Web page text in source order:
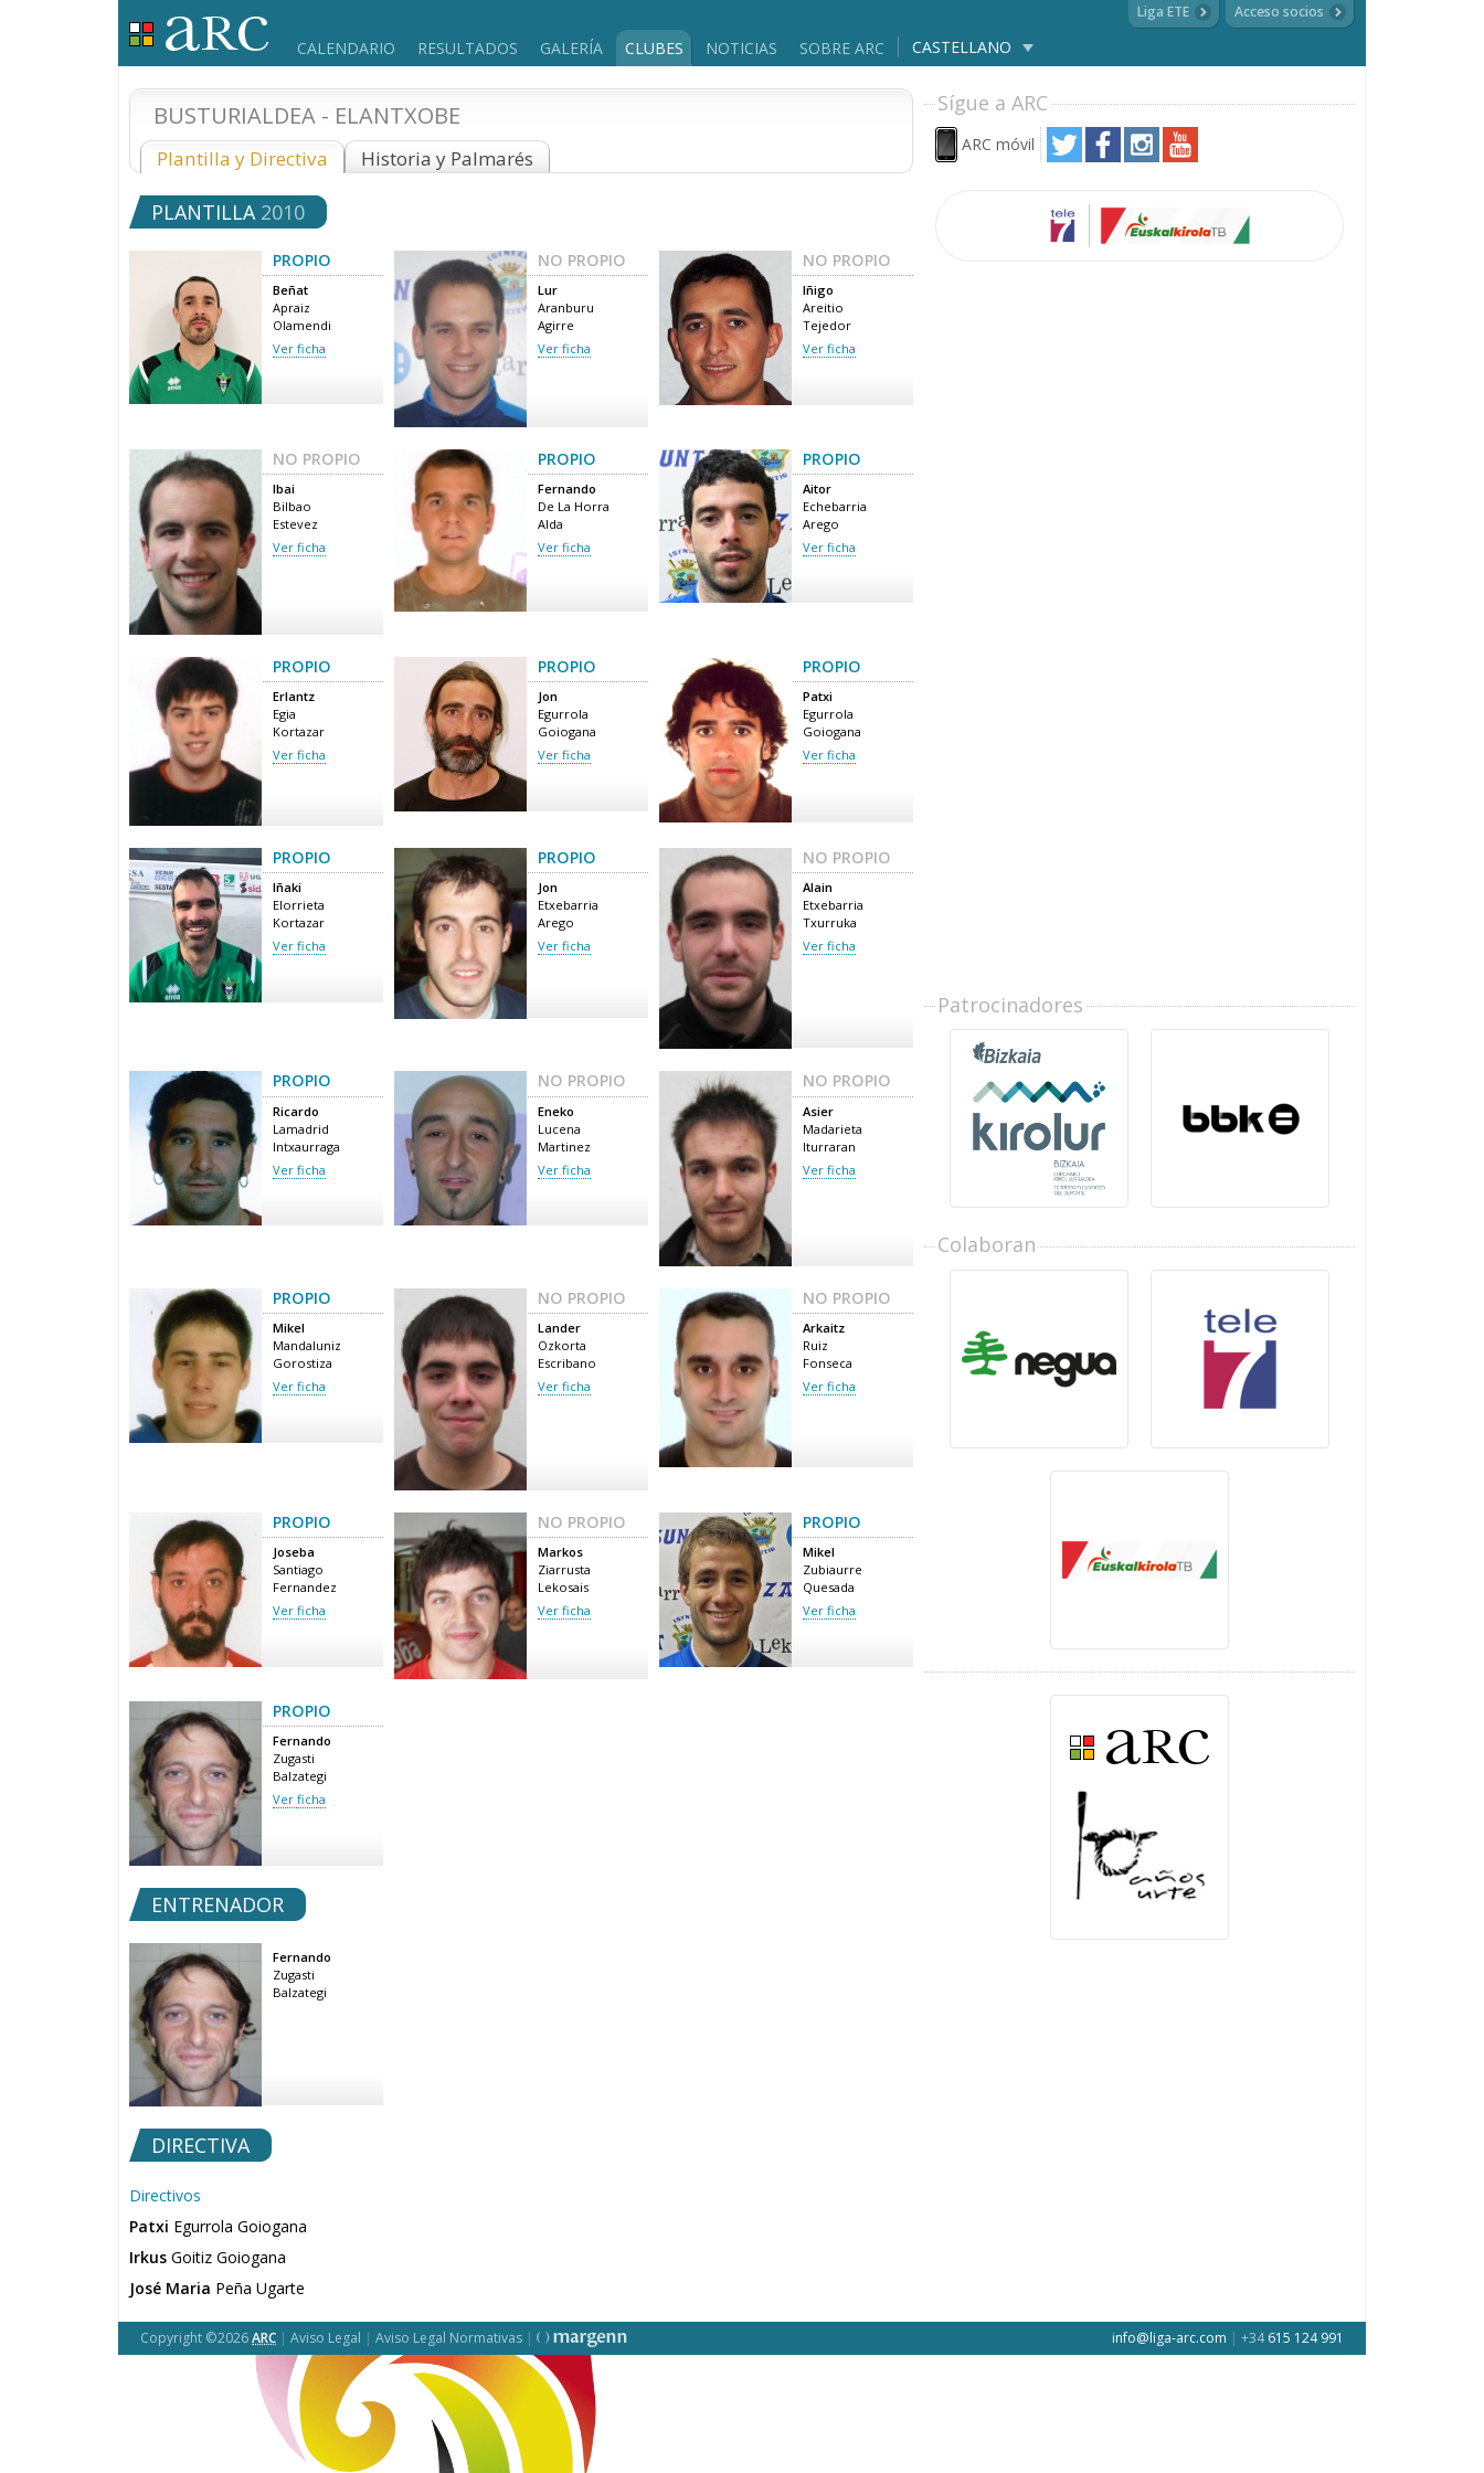
CALENDARIO RESULTADOS GALERÍA CLUBES NOTICIAS SOBRE ARC CASTELLANO
Liga ETE Acceso socios
BUSTURIALDEA - ELANTXOBE
Plantilla y Directiva Historia y Palmarés
PLANTILLA 2010
PROPIO
Beñat
Apraiz
Olamendi
Ver ficha
NO PROPIO
Lur
Aranburu
Agirre
Ver ficha
NO PROPIO
Iñigo
Areitio
Tejedor
Ver ficha
NO PROPIO
Ibai
Bilbao
Estevez
Ver ficha
PROPIO
Fernando
De La Horra
Alda
Ver ficha
PROPIO
Aitor
Echebarria
Arego
Ver ficha
PROPIO
Erlantz
Egia
Kortazar
Ver ficha
PROPIO
Jon
Egurrola
Goiogana
Ver ficha
PROPIO
Patxi
Egurrola
Goiogana
Ver ficha
PROPIO
Iñaki
Elorrieta
Kortazar
Ver ficha
PROPIO
Jon
Etxebarria
Arego
Ver ficha
NO PROPIO
Alain
Etxebarria
Txurruka
Ver ficha
PROPIO
Ricardo
Lamadrid
Intxaurraga
Ver ficha
NO PROPIO
Eneko
Lucena
Martinez
Ver ficha
NO PROPIO
Asier
Madarieta
Iturraran
Ver ficha
PROPIO
Mikel
Mandaluniz
Gorostiza
Ver ficha
NO PROPIO
Lander
Ozkorta
Escribano
Ver ficha
NO PROPIO
Arkaitz
Ruiz
Fonseca
Ver ficha
PROPIO
Joseba
Santiago
Fernandez
Ver ficha
NO PROPIO
Markos
Ziarrusta
Lekosais
Ver ficha
PROPIO
Mikel
Zubiaurre
Quesada
Ver ficha
PROPIO
Fernando
Zugasti
Balzategi
Ver ficha
ENTRENADOR
Fernando
Zugasti
Balzategi
DIRECTIVA
Directivos
Patxi Egurrola Goiogana
Irkus Goitiz Goiogana
José Maria Peña Ugarte
Sígue a ARC
ARC móvil
Patrocinadores
Colaboran
info@liga-arc.com +34615 124 991
Copyright ©2026ARC Aviso Legal Aviso Legal Normativas